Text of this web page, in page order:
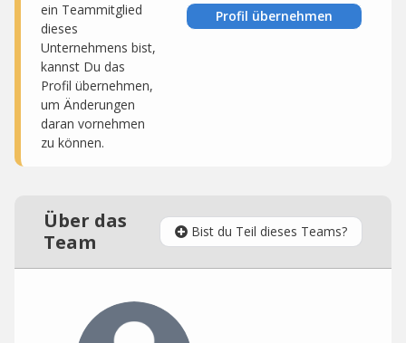
ein Teammitglied
dieses
Unternehmens bist,
kannst Du das
Profil übernehmen,
um Änderungen
daran vornehmen
zu können.
Profil übernehmen
Über das
Team
Bist du Teil dieses Teams?